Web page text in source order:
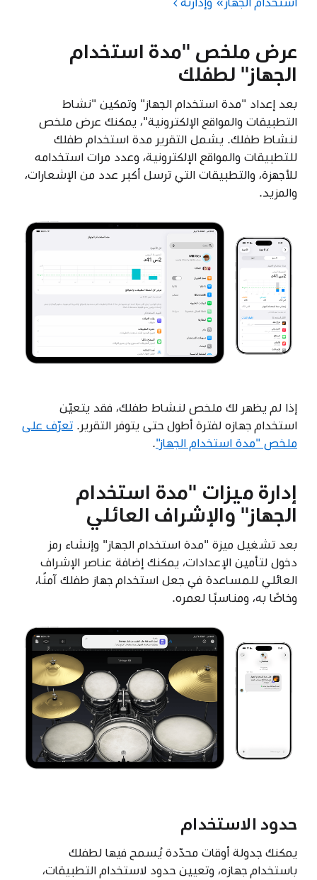
عرض ملخص "مدة استخدام
الجهاز" لطفلك
بعد إعداد "مدة استخدام الجهاز" وتمكين "نشاط
التطبيقات والمواقع الإلكترونية"، يمكنك عرض ملخص
لنشاط طفلك. يشمل التقرير مدة استخدام طفلك
للتطبيقات والمواقع الإلكترونية، وعدد مرات استخدامه
للأجهزة، والتطبيقات التي ترسل أكبر عدد من الإشعارات،
والمزيد.
إذا لم يظهر لك ملخص لنشاط طفلك، فقد يتعيّن
استخدام جهازه لفترة أطول حتى يتوفر التقرير. تعرّف على
ملخص "مدة استخدام الجهاز".
إدارة ميزات "مدة استخدام
الجهاز" والإشراف العائلي
بعد تشغيل ميزة "مدة استخدام الجهاز" وإنشاء رمز
دخول لتأمين الإعدادات، يمكنك إضافة عناصر الإشراف
العائلي للمساعدة في جعل استخدام جهاز طفلك آمنًا،
وخاصًا به، ومناسبًا لعمره.
حدود الاستخدام
يمكنك جدولة أوقات محدّدة يُسمح فيها لطفلك
باستخدام جهازه، وتعيين حدود لاستخدام التطبيقات،